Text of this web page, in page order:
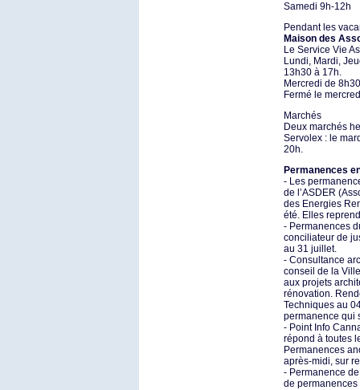
Samedi 9h-12h
Pendant les
Maison des
Le Service Vie
Lundi, Mardi,
13h30 à 17h.
Mercredi de
Fermé le
Marchés
Deux marchés
Servolex : le
20h.
Permanences
- Les
de l’ASDER
des Energies
été. Elles
- Permanences
conciliateur de
au 31 juillet.
- Consultance
conseil de la
aux projets
rénovation.
Techniques au
permanence qui
- Point Info
répond à toutes
Permanences
après-midi, sur
- Permanence
de